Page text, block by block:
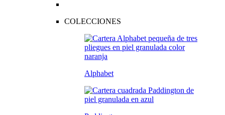
COLECCIONES
Alphabet